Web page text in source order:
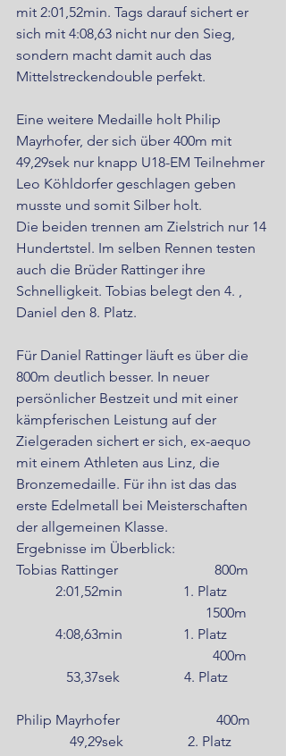
mit 2:01,52min. Tags darauf sichert er
sich mit 4:08,63 nicht nur den Sieg,
sondern macht damit auch das
Mittelstreckendouble perfekt.
Eine weitere Medaille holt Philip
Mayrhofer, der sich über 400m mit
49,29sek nur knapp U18-EM Teilnehmer
Leo Köhldorfer geschlagen geben
musste und somit Silber holt.
Die beiden trennen am Zielstrich nur 14
Hundertstel. Im selben Rennen testen
auch die Brüder Rattinger ihre
Schnelligkeit. Tobias belegt den 4. ,
Daniel den 8. Platz.
Für Daniel Rattinger läuft es über die
800m deutlich besser. In neuer
persönlicher Bestzeit und mit einer
kämpferischen Leistung auf der
Zielgeraden sichert er sich, ex-aequo
mit einem Athleten aus Linz, die
Bronzemedaille. Für ihn ist das das
erste Edelmetall bei Meisterschaften
der allgemeinen Klasse.
Ergebnisse im Überblick:
Tobias Rattinger                           800m
           2:01,52min                 1. Platz
           4:08,63min                 1. Platz
              53,37sek                  4. Platz
Philip Mayrhofer                           400m
               49,29sek                  2. Platz